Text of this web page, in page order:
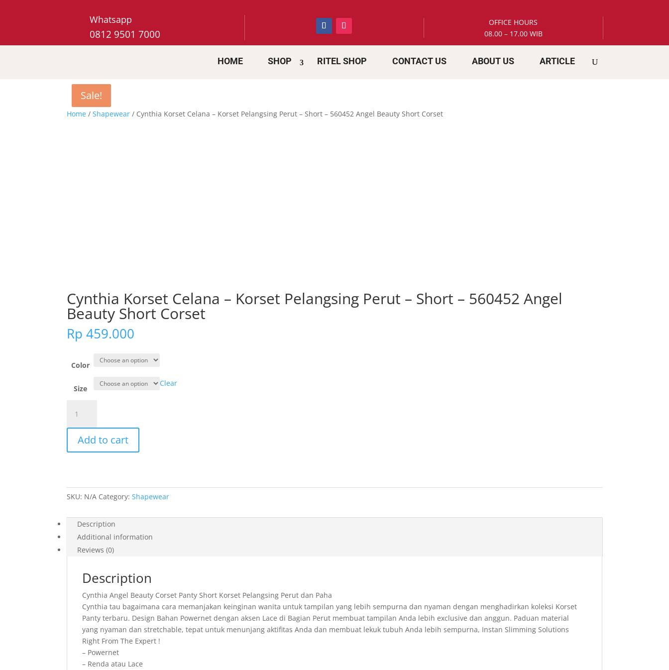
Whatsapp
0812 9501 7000
OFFICE HOURS
08.00 – 17.00 WIB
HOME SHOP RITEL SHOP CONTACT US ABOUT US ARTICLE
Home /Shapewear / Cynthia Korset Celana – Korset Pelangsing Perut – Short – 560452 Angel Beauty Short Corset
Cynthia Korset Celana – Korset Pelangsing Perut – Short – 560452 Angel
Beauty Short Corset
Rp 459.000
Color
Size
Clear
Korset
Celana
Korset
-
Short
560452
Beauty
Short
quantity
Add to cart
SKU: N/A Category:Shapewear
Description
Additional information
Reviews (0)
Description
Cynthia Angel Beauty Corset Panty Short Korset Pelangsing Perut dan Paha
Cynthia tau bagaimana cara memanjakan keinginan wanita untuk tampilan yang lebih sempurna dan nyaman dengan menghadirkan koleksi Korset
Panty terbaru. Design Bahan Powernet dengan aksen Lace di Bagian Perut membuat tampilan Anda lebih exclusive dan anggun. Paduan material
yang nyaman dan stretchable, tepat untuk menunjang aktifitas Anda dan membuat lekuk tubuh Anda lebih sempurna, Instan Slimming Solutions
Right From The Expert !
– Powernet
– Renda atau Lace
Sale!
Sale!